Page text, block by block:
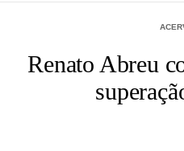
Renato Abreu